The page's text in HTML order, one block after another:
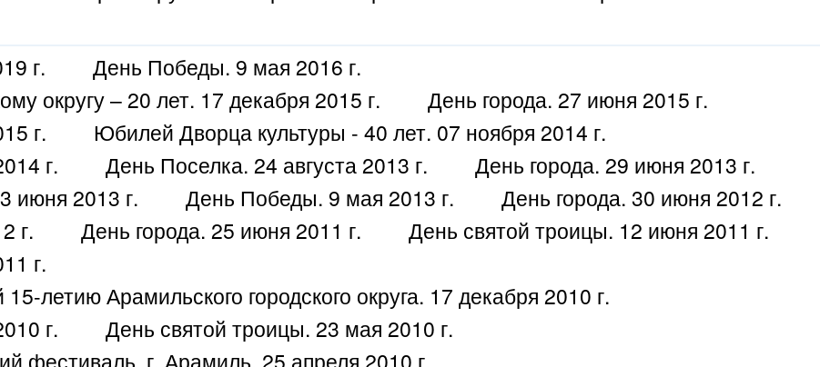
г.
День Победы. 9 мая 2016 г.
округу – 20 лет. 17 декабря 2015 г.
День города. 27 июня 2015 г.
г.
Юбилей Дворца культуры - 40 лет. 07 ноября 2014 г.
г.
День Поселка. 24 августа 2013 г.
День города. 29 июня 2013 г.
июня 2013 г.
День Победы. 9 мая 2013 г.
День города. 30 июня 2012 г.
г.
День города. 25 июня 2011 г.
День святой троицы. 12 июня 2011 г.
г.
летию Арамильского городского округа. 17 декабря 2010 г.
г.
День святой троицы. 23 мая 2010 г.
фестиваль. г. Арамиль. 25 апреля 2010 г.